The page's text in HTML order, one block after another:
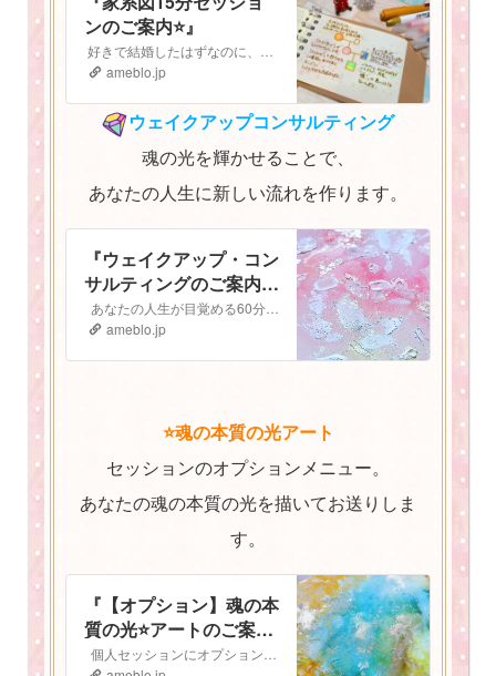
ンのご案内⭐️』
ameblo.jp
ウェイクアップコンサルティング
魂の光を輝かせることで、
あなたの人生に新しい流れを作ります。
『ウェイクアップ・コン
サルティングのご案内
⭐️』
ameblo.jp
⭐️魂の本質の光アート
セッションのオプションメニュー。
あなたの魂の本質の光を描いてお送りしま
す。
『【オプション】魂の本
質の光⭐️アートのご案
内』